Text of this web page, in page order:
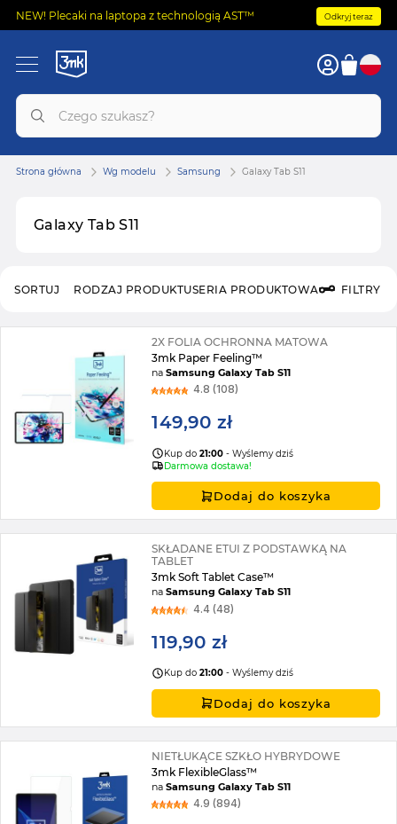
NEW! Plecaki na laptopa z technologią AST™ Odkryj teraz
Galaxy Tab S11
Strona główna Wg modelu Samsung Galaxy Tab S11
RODZAJ PRODUKTUSERIA PRODUKTOWA FILTRY
SORTUJ
2X FOLIA OCHRONNA MATOWA
3mk Paper Feeling™
naSamsung Galaxy Tab S11
4.8 (108)
149,90 zł
Kup do21:00 - Wyślemy dziś
Darmowa dostawa!
Dodaj do koszyka
SKŁADANE ETUI Z PODSTAWKĄ NA
TABLET
3mk Soft Tablet Case™
naSamsung Galaxy Tab S11
4.4 (48)
119,90 zł
Kup do21:00 - Wyślemy dziś
Dodaj do koszyka
NIETŁUKĄCE SZKŁO HYBRYDOWE
3mk FlexibleGlass™
naSamsung Galaxy Tab S11
4.9 (894)